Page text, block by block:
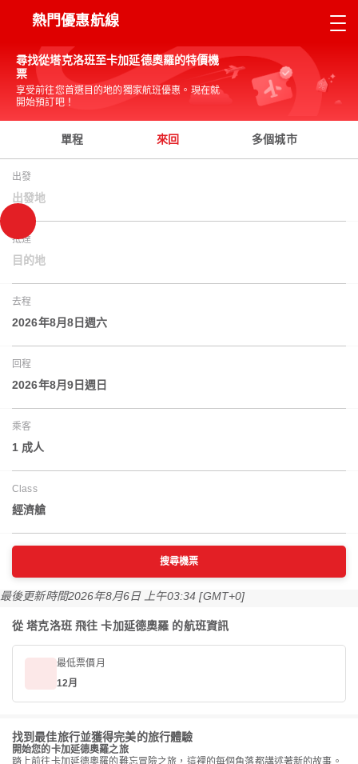
熱門優惠航線
尋找從塔克洛班至卡加延德奧羅的特價機
票
享受前往您首選目的地的獨家航班優惠。現在就
開始預訂吧！
單程 來回 多個城市
出發
出發地
抵達
目的地
去程
2026年8月8日週六
回程
2026年8月9日週日
乘客
1 成人
Class
經濟艙
搜尋機票
最後更新時間2026年8月6日 上午03:34 [GMT+0]
從 塔克洛班 飛往 卡加延德奧羅 的航班資訊
最低票價月
12月
找到最佳旅行並獲得完美的旅行體驗
開始您的卡加延德奧羅之旅
踏上前往卡加延德奧羅的難忘冒險之旅，這裡的每個角落都講述著新的故事。